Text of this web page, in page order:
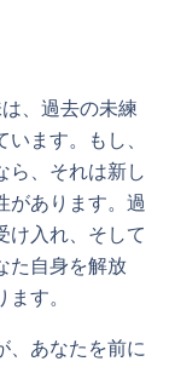
、過去の未練
ます。もし、
ら、それは新し
があります。過
け入れ、そして
た自身を解放
す。
、あなたを前に